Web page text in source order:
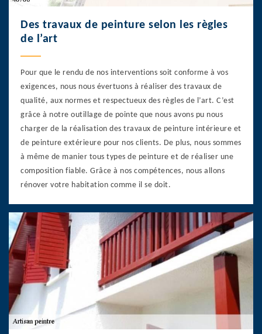
Des travaux de peinture selon les règles
de l’art
Pour que le rendu de nos interventions soit conforme à vos
exigences, nous nous évertuons à réaliser des travaux de
qualité, aux normes et respectueux des règles de l’art. C’est
grâce à notre outillage de pointe que nous avons pu nous
charger de la réalisation des travaux de peinture intérieure et
de peinture extérieure pour nos clients. De plus, nous sommes
à même de manier tous types de peinture et de réaliser une
composition fiable. Grâce à nos compétences, nous allons
rénover votre habitation comme il se doit.